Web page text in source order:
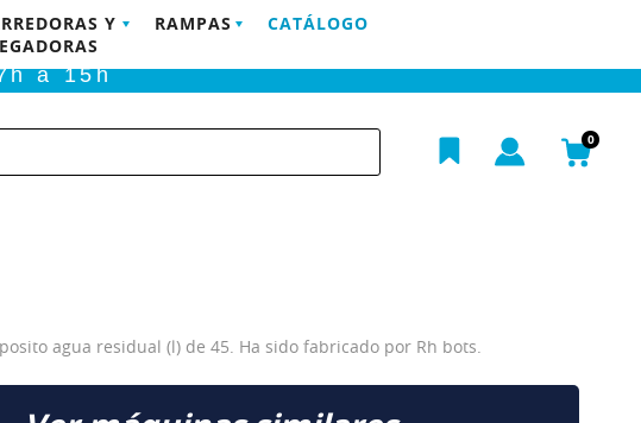
POSTVENTA EMPRESA
a 15h
0
Y
RAMPAS CATÁLOGO
agua residual (l) de 45. Ha sido fabricado por Rh bots.